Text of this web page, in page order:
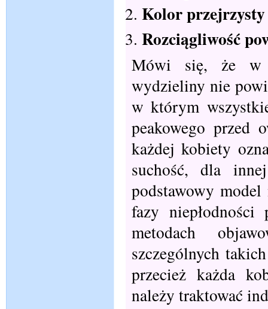
Kolor
Rozciągliwość
Mówi się, że w
wydzieliny nie
w którym
peakowego przed
każdej kobiety
suchość, dla
podstawowy
fazy
metodach
szczególnych
przecież każda
należy traktować